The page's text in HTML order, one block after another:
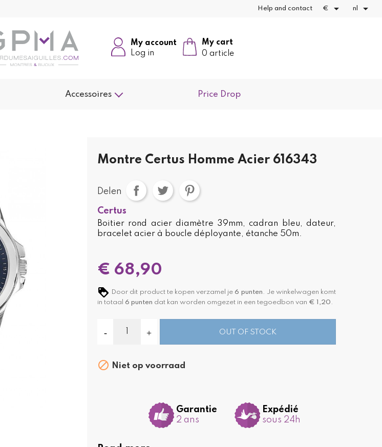
Help and contact €  nl 
My cart
0 article
My account
Log in
Accessoires Price Drop
Montre Certus Homme Acier 616343
Delen
Certus
Boitier rond acier diamètre 39mm, cadran bleu, dateur,
bracelet acier à boucle déployante, étanche 50m.
€ 68,90
Door dit product te kopen verzamel je 6 punten . Je winkelwagen komt
in totaal 6 punten dat kan worden omgezet in een tegoedbon van € 1,20 .
OUT OF STOCK
 Niet op voorraad
Garantie
2 ans
Expédié
sous 24h